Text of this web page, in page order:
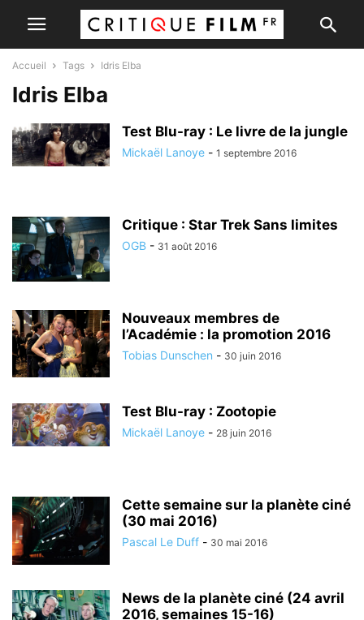
Accueil Tags Idris Elba
Idris Elba
Test Blu-ray : Le livre de la jungle
Mickaël Lanoye - 1 septembre 2016
Critique : Star Trek Sans limites
OGB - 31 août 2016
Nouveaux membres de
l’Académie : la promotion 2016
Tobias Dunschen - 30 juin 2016
Test Blu-ray : Zootopie
Mickaël Lanoye - 28 juin 2016
Cette semaine sur la planète ciné
(30 mai 2016)
Pascal Le Duff - 30 mai 2016
News de la planète ciné (24 avril
2016, semaines 15-16)